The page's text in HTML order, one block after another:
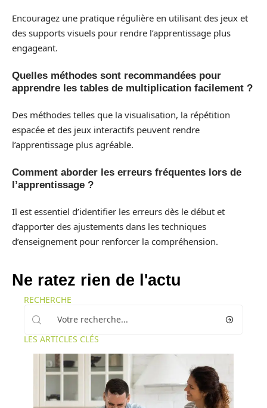
Encouragez une pratique régulière en utilisant des jeux et
des supports visuels pour rendre l’apprentissage plus
engageant.
Quelles méthodes sont recommandées pour
apprendre les tables de multiplication facilement ?
Des méthodes telles que la visualisation, la répétition
espacée et des jeux interactifs peuvent rendre
l’apprentissage plus agréable.
Comment aborder les erreurs fréquentes lors de
l’apprentissage ?
Il est essentiel d’identifier les erreurs dès le début et
d’apporter des ajustements dans les techniques
d’enseignement pour renforcer la compréhension.
Ne ratez rien de l'actu
RECHERCHE
LES ARTICLES CLÉS